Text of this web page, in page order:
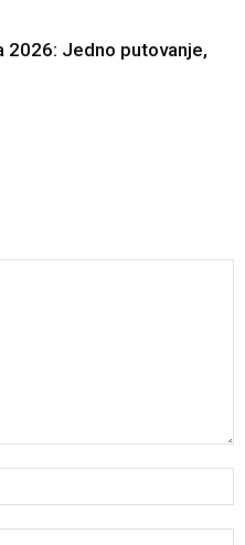
2026: Jedno putovanje,